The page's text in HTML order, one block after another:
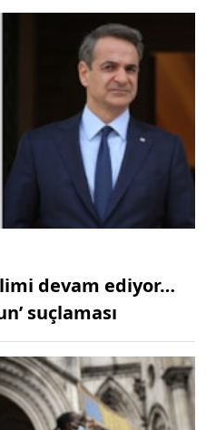
devam ediyor…
suçlaması